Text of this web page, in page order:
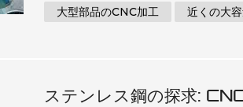
まな業界におけるその重要性につい
大型機械 加工の世界を明らかにする
大型部品のCNC加工
近くの大
ステンレス鋼の探求: